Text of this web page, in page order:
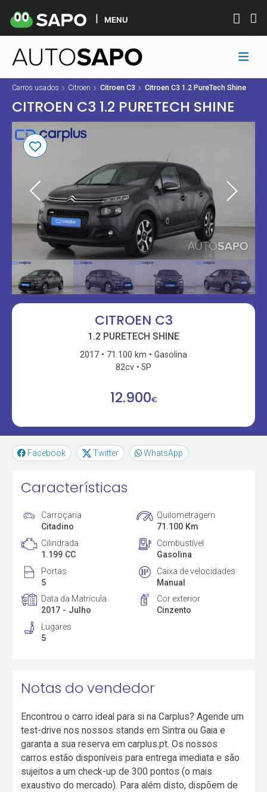
MENU
Carros usados Citroen Citroen C3 Citroen C3 1.2 PureTech Shine
CITROEN C3 1.2 PURETECH SHINE
CITROEN C3
1.2 PURETECH SHINE
2017 71.100 km
Gasolina
82cv
5P
12.900€
Facebook Twitter WhatsApp
Características
Carroçaria
Citadino
Quilometragem
71.100 Km
Cilindrada
1.199 CC
Combustível
Gasolina
Portas
5
Caixa de velocidades
Manual
Data da Matrícula
2017 - Julho
Cor exterior
Cinzento
Lugares
5
Notas do vendedor
Encontrou o carro ideal para si na Carplus? Agende um
test-drive nos nossos stands em Sintra ou Gaia e
garanta a sua reserva em carplus.pt. Os nossos
carros estão disponíveis para entrega imediata e são
sujeitos a um check-up de 300 pontos (o mais
exaustivo do mercado). Para além disto, dispõem de